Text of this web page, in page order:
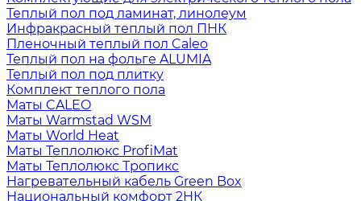
Теплый пол под ламинат, линолеум
Инфракрасный теплый пол ПНК
Пленочный теплый пол Caleo
Теплый пол на фольге ALUMIA
Теплый пол под плитку
Комплект теплого пола
Маты CALEO
Маты Warmstad WSM
Маты World Heat
Маты Теплолюкс ProfiMat
Маты Теплолюкс Тропикс
Нагревательный кабель Green Box
Национальный комфорт 2НК